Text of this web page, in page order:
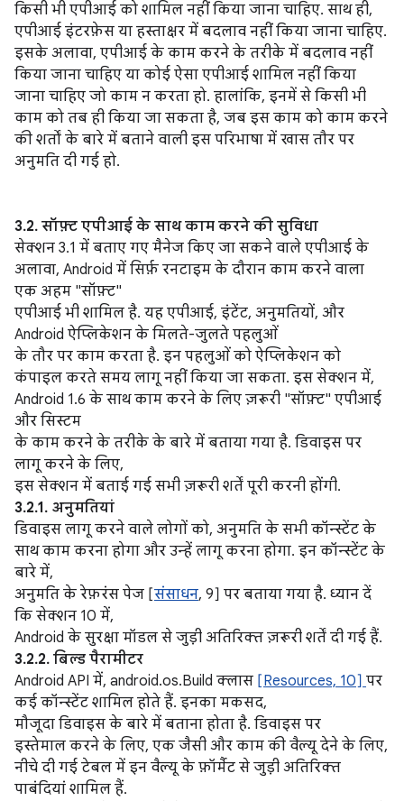
किसी भी एपीआई को शामिल नहीं किया जाना चाहिए. साथ ही,
एपीआई इंटरफ़ेस या हस्ताक्षर में बदलाव नहीं किया जाना चाहिए.
इसके अलावा, एपीआई के काम करने के तरीके में बदलाव नहीं
किया जाना चाहिए या कोई ऐसा एपीआई शामिल नहीं किया
जाना चाहिए जो काम न करता हो. हालांकि, इनमें से किसी भी
काम को तब ही किया जा सकता है, जब इस काम को काम करने
की शर्तों के बारे में बताने वाली इस परिभाषा में खास तौर पर
अनुमति दी गई हो.
3.2. सॉफ़्ट एपीआई के साथ काम करने की सुविधा
सेक्शन 3.1 में बताए गए मैनेज किए जा सकने वाले एपीआई के
अलावा, Android में सिर्फ़ रनटाइम के दौरान काम करने वाला
एक अहम "सॉफ़्ट"
एपीआई भी शामिल है. यह एपीआई, इंटेंट, अनुमतियों, और
Android ऐप्लिकेशन के मिलते-जुलते पहलुओं
के तौर पर काम करता है. इन पहलुओं को ऐप्लिकेशन को
कंपाइल करते समय लागू नहीं किया जा सकता. इस सेक्शन में,
Android 1.6 के साथ काम करने के लिए ज़रूरी "सॉफ़्ट" एपीआई
और सिस्टम
के काम करने के तरीके के बारे में बताया गया है. डिवाइस पर
लागू करने के लिए,
इस सेक्शन में बताई गई सभी ज़रूरी शर्तें पूरी करनी होंगी.
3.2.1. अनुमतियां
डिवाइस लागू करने वाले लोगों को, अनुमति के सभी कॉन्स्टेंट के
साथ काम करना होगा और उन्हें लागू करना होगा. इन कॉन्स्टेंट के
बारे में,
अनुमति के रेफ़रंस पेज [संसाधन, 9] पर बताया गया है. ध्यान दें
कि सेक्शन 10 में,
Android के सुरक्षा मॉडल से जुड़ी अतिरिक्त ज़रूरी शर्तें दी गई हैं.
3.2.2. बिल्ड पैरामीटर
Android API में, android.os.Build क्लास [Resources, 10] पर
कई कॉन्स्टेंट शामिल होते हैं. इनका मकसद,
मौजूदा डिवाइस के बारे में बताना होता है. डिवाइस पर
इस्तेमाल करने के लिए, एक जैसी और काम की वैल्यू देने के लिए,
नीचे दी गई टेबल में इन वैल्यू के फ़ॉर्मैट से जुड़ी अतिरिक्त
पाबंदियां शामिल हैं.